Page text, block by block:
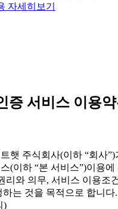
자세히보기
증 서비스 이용
햇 주식회사(이하 “회사
(이하 “본 서비스”)이용에
리와 의무, 서비스 이용조
는 것을 목적으로 합니다.
)